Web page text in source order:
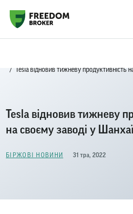
Tesla відновив тижневу продуктивність
Tesla відновив тижневу
на своєму заводі у
БІРЖОВІ НОВИНИ 31 тра, 2022